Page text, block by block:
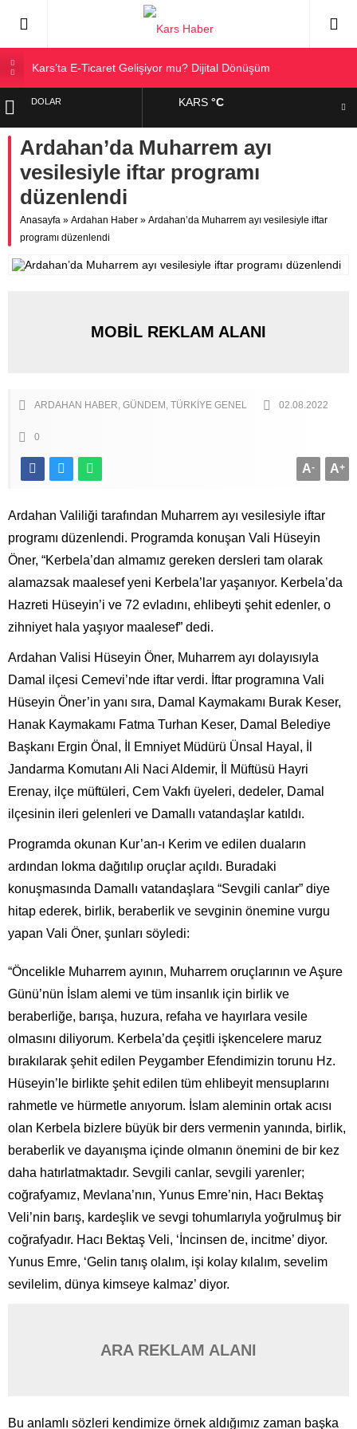
Kars’ta E-Ticaret Gelişiyor mu? Dijital Dönüşüm
Kars Halkı Yeni Parti Hakkında Ne Düşünüyor?
Sarıkamış’a Bağlı Köyler ve Yaygın Soyadları
Kağızman Köyleri ve En Çok Kullanılan Soyadları | Kars
Haber
DOLAR
EURO
ALTIN
BIST
KARS°C
Ardahan’da Muharrem ayı
vesilesiyle iftar programı
düzenlendi
Anasayfa » Ardahan Haber » Ardahan’da Muharrem ayı vesilesiyle iftar
programı düzenlendi
MOBİL REKLAM ALANI
ARDAHAN HABER GÜNDEM TÜRKIYE GENEL 02.08.2022
0
A+
A-
Ardahan Valiliği tarafından Muharrem ayı vesilesiyle iftar
programı düzenlendi. Programda konuşan Vali Hüseyin
Öner, “Kerbela’dan almamız gereken dersleri tam olarak
alamazsak maalesef yeni Kerbela’lar yaşanıyor. Kerbela’da
Hazreti Hüseyin’i ve 72 evladını, ehlibeyti şehit edenler, o
zihniyet hala yaşıyor maalesef” dedi.
Ardahan Valisi Hüseyin Öner, Muharrem ayı dolayısıyla
Damal ilçesi Cemevi’nde iftar verdi. İftar programına Vali
Hüseyin Öner’in yanı sıra, Damal Kaymakamı Burak Keser,
Hanak Kaymakamı Fatma Turhan Keser, Damal Belediye
Başkanı Ergin Önal, İl Emniyet Müdürü Ünsal Hayal, İl
Jandarma Komutanı Ali Naci Aldemir, İl Müftüsü Hayri
Erenay, ilçe müftüleri, Cem Vakfı üyeleri, dedeler, Damal
ilçesinin ileri gelenleri ve Damallı vatandaşlar katıldı.
Programda okunan Kur’an-ı Kerim ve edilen duaların
ardından lokma dağıtılıp oruçlar açıldı. Buradaki
konuşmasında Damallı vatandaşlara “Sevgili canlar” diye
hitap ederek, birlik, beraberlik ve sevginin önemine vurgu
yapan Vali Öner, şunları söyledi:
“Öncelikle Muharrem ayının, Muharrem oruçlarının ve Aşure
Günü’nün İslam alemi ve tüm insanlık için birlik ve
beraberliğe, barışa, huzura, refaha ve hayırlara vesile
olmasını diliyorum. Kerbela’da çeşitli işkencelere maruz
bırakılarak şehit edilen Peygamber Efendimizin torunu Hz.
Hüseyin’le birlikte şehit edilen tüm ehlibeyit mensuplarını
rahmetle ve hürmetle anıyorum. İslam aleminin ortak acısı
olan Kerbela bizlere büyük bir ders vermenin yanında, birlik,
beraberlik ve dayanışma içinde olmanın önemini de bir kez
daha hatırlatmaktadır. Sevgili canlar, sevgili yarenler;
coğrafyamız, Mevlana’nın, Yunus Emre’nin, Hacı Bektaş
Veli’nin barış, kardeşlik ve sevgi tohumlarıyla yoğrulmuş bir
coğrafyadır. Hacı Bektaş Veli, ‘İncinsen de, incitme’ diyor.
Yunus Emre, ‘Gelin tanış olalım, işi kolay kılalım, sevelim
sevilelim, dünya kimseye kalmaz’ diyor.
ARA REKLAM ALANI
Bu anlamlı sözleri kendimize örnek aldığımız zaman başka